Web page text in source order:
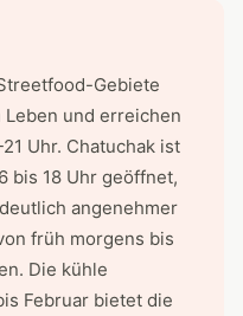
Gebiete
Leben und erreichen
Uhr. Chatuchak ist
bis 18 Uhr geöffnet,
angenehmer
früh morgens bis
Die kühle
Februar bietet die